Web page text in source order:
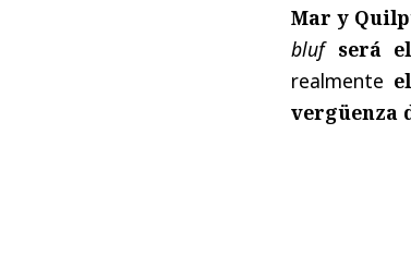
Mar y
blufserá el
realmente
vergüenza